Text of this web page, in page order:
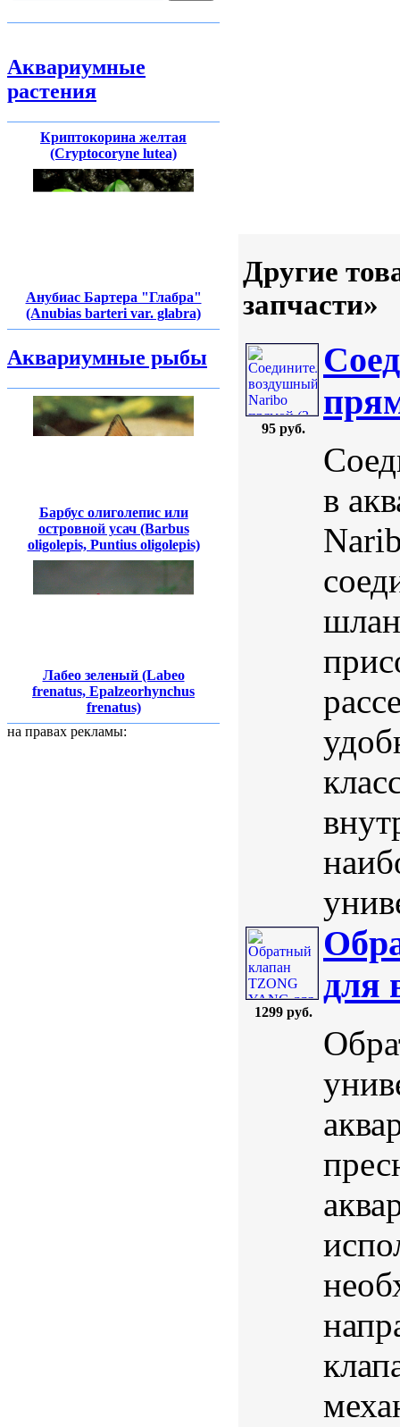
Аквариумные
растения
Криптокорина желтая
(Cryptocoryne lutea)
Анубиас Бартера "Глабра"
(Anubias barteri var. glabra)
Аквариумные рыбы
Барбус олиголепис или
островной усач (Barbus
oligolepis, Puntius oligolepis)
Лабео зеленый (Labeo
frenatus, Epalzeorhynchus
frenatus)
на правах рекламы:
Другие
запчасти»
95 руб.
в
1299 руб.
для